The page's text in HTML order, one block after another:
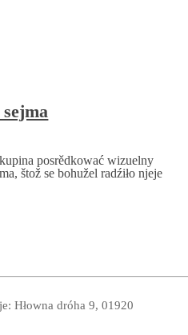
posrědkować wizuelny
štož se bohužel radźiło njeje
Hłowna dróha 9, 01920